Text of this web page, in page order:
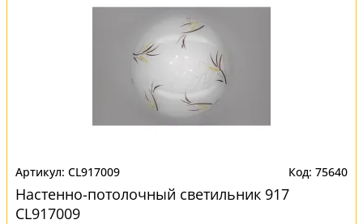
CL917009 75640
Настенно-потолочный светильник 917
CL917009